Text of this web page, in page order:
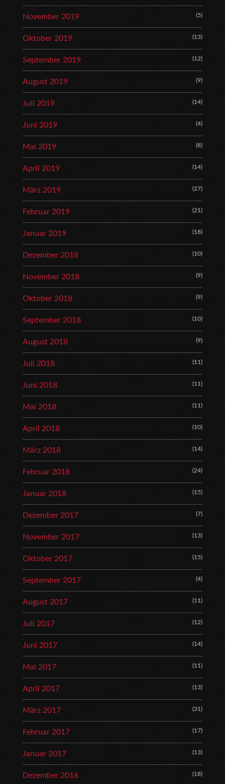
November 2019 (5)
Oktober 2019 (13)
September 2019 (12)
August 2019 (9)
Juli 2019 (14)
Juni 2019 (4)
Mai 2019 (8)
April 2019 (14)
März 2019 (27)
Februar 2019 (21)
Januar 2019 (18)
Dezember 2018 (10)
November 2018 (9)
Oktober 2018 (9)
September 2018 (10)
August 2018 (9)
Juli 2018 (11)
Juni 2018 (11)
Mai 2018 (11)
April 2018 (10)
März 2018 (14)
Februar 2018 (24)
Januar 2018 (15)
Dezember 2017 (7)
November 2017 (13)
Oktober 2017 (15)
September 2017 (4)
August 2017 (11)
Juli 2017 (12)
Juni 2017 (14)
Mai 2017 (11)
April 2017 (13)
März 2017 (31)
Februar 2017 (17)
Januar 2017 (13)
Dezember 2016 (18)